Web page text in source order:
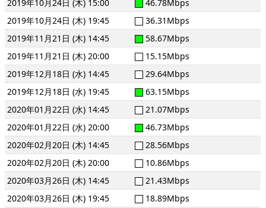
2019年10月24日 (木) 15:00
46.78Mbps
2019年10月24日 (木) 19:45
36.31Mbps
2019年11月21日 (木) 14:45
58.67Mbps
2019年11月21日 (木) 20:00
15.15Mbps
2019年12月18日 (水) 14:45
29.64Mbps
2019年12月18日 (水) 19:45
63.15Mbps
2020年01月22日 (水) 14:45
21.07Mbps
2020年01月22日 (水) 20:00
46.73Mbps
2020年02月20日 (木) 14:45
28.56Mbps
2020年02月20日 (木) 20:00
10.86Mbps
2020年03月26日 (木) 14:45
21.43Mbps
2020年03月26日 (木) 19:45
18.89Mbps